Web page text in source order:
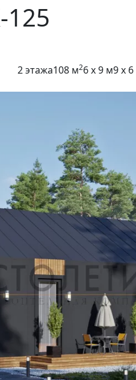
2 этажа108 м26 x 9 м9 x